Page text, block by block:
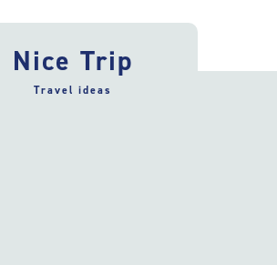
Nice Trip
Travel ideas